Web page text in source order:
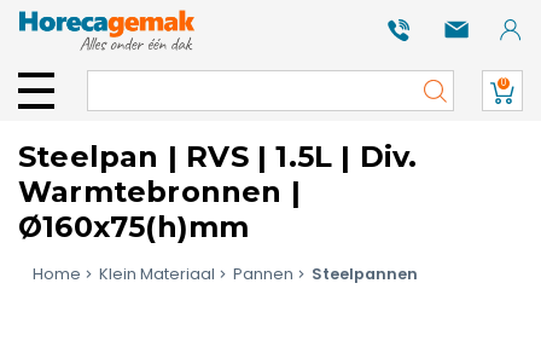
0
Steelpan | RVS | 1.5L | Div.
Warmtebronnen |
Ø160x75(h)mm
Home Klein Materiaal Pannen Steelpannen